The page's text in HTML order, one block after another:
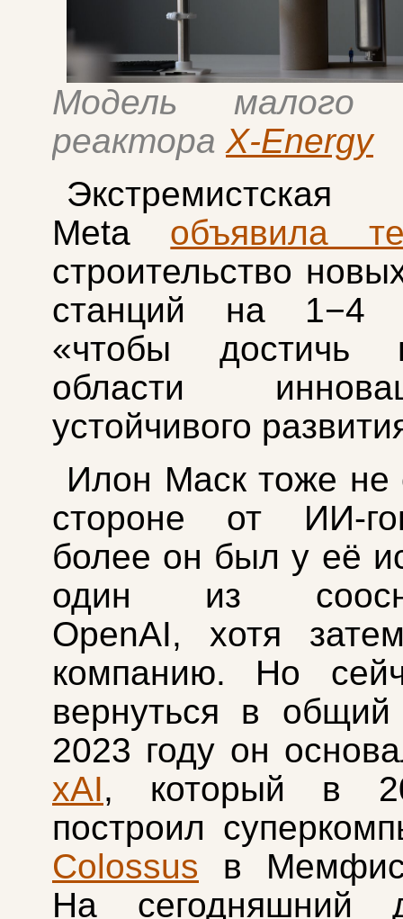
Модель малого
реактора X-Energy
Экстремистская
Meta объявила
строительство
станций на 1−4
«чтобы достичь
области
устойчивого
Илон Маск тоже не
стороне от ИИ-
более он был у её
один из
OpenAI, хотя
компанию. Но
вернуться в
2023 году он
xAI, который в
построил
Colossus в
На сегодняшний